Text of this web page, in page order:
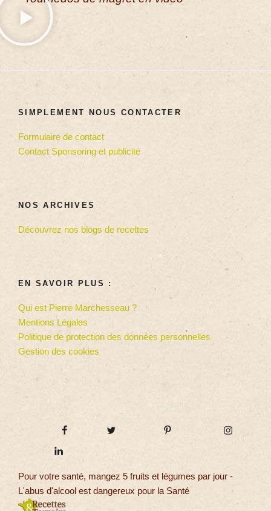
SIMPLEMENT NOUS CONTACTER
Formulaire de contact
Contact Sponsoring et publicité
NOS ARCHIVES
Découvrez nos blogs de recettes
EN SAVOIR PLUS :
Qui est Pierre Marchesseau ?
Mentions Légales
Politique de protection des données personnelles
Gestion des cookies
Pour votre santé, mangez 5 fruits et légumes par jour -
L'abus d'alcool est dangereux pour la Santé